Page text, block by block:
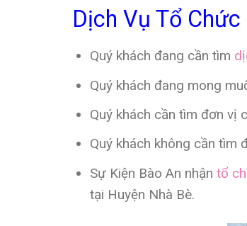
Dịch Vụ Tổ
Quý khách đang cần tìm
Quý khách đang mong
Quý khách cần tìm đơn vị
Quý khách không cần tìm
Sự Kiện Bào An nhận tổ
tại Huyện Nhà Bè.